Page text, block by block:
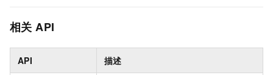
相关 API
API 描述